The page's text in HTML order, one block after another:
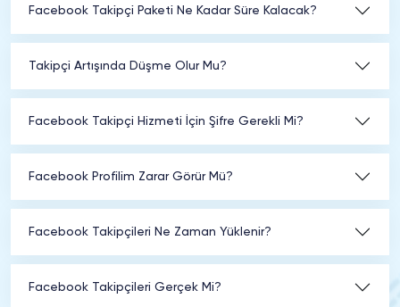
Facebook Takipçi Paketi Ne Kadar Süre Kalacak?
Takipçi Artışında Düşme Olur Mu?
Facebook Takipçi Hizmeti İçin Şifre Gerekli Mi?
Facebook Profilim Zarar Görür Mü?
Facebook Takipçileri Ne Zaman Yüklenir?
Facebook Takipçileri Gerçek Mi?